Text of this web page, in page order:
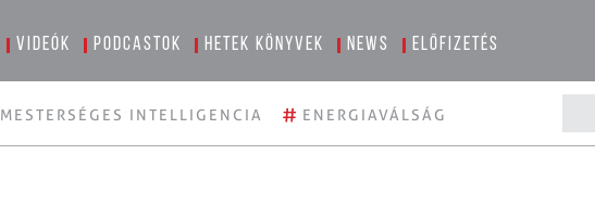
Videók Podcastok Hetek könyvek News Előfizetés
MESTERSÉGES INTELLIGENCIA # ENERGIAVÁLSÁG